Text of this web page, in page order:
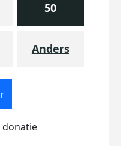
50
Anders
donatie